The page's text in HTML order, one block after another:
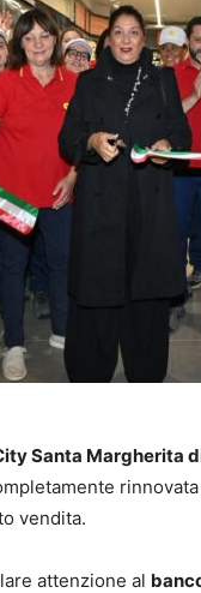
Santa Margherita
vendita.
attenzione al